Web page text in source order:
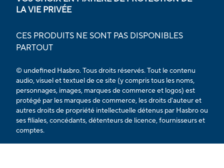
LA VIE PRIVÉE
CES PRODUITS NE SONT PAS DISPONIBLES
PARTOUT
© undefined Hasbro. Tous droits réservés. Tout le contenu
audio, visuel et textuel de ce site (y compris tous les noms,
personnages, images, marques de commerce et logos) est
protégé par les marques de commerce, les droits d'auteur et
autres droits de propriété intellectuelle détenus par Hasbro ou
ses filiales, concédants, détenteurs de licence, fournisseurs et
comptes.